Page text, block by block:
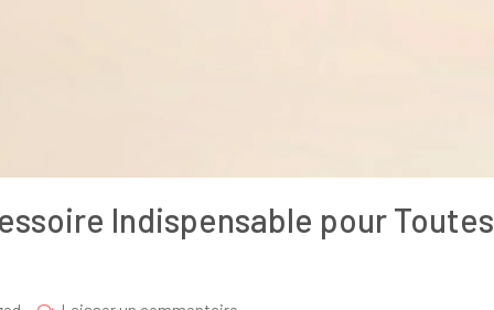
Indispensable pour Toutes